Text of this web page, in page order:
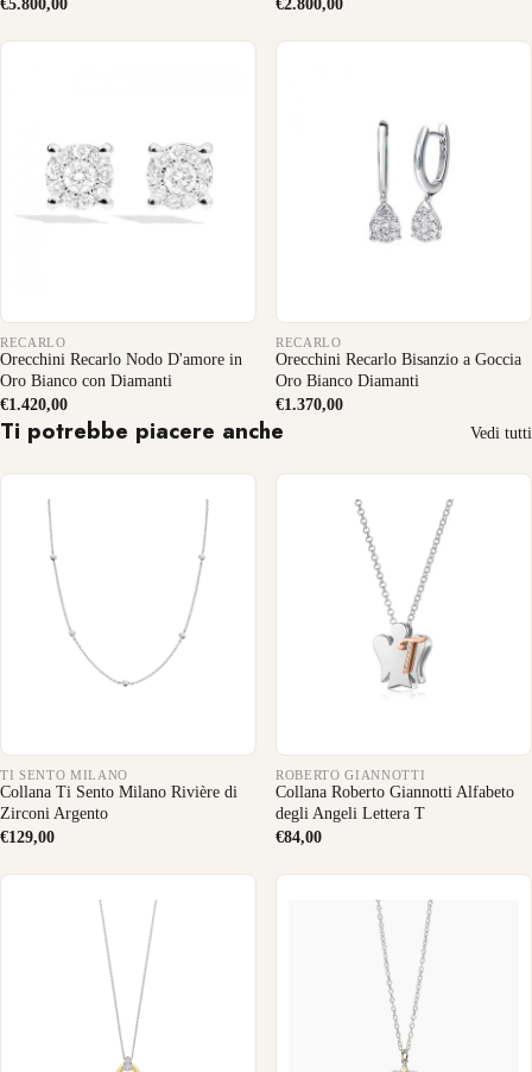
€5.800,00 €2.800,00
RECARLO
Orecchini Recarlo Nodo D'amore in
Oro Bianco con Diamanti
€1.420,00
RECARLO
Orecchini Recarlo Bisanzio a Goccia
Oro Bianco Diamanti
€1.370,00
Ti potrebbe piacere anche Vedi tutti
TI SENTO MILANO
Collana Ti Sento Milano Rivière di
Zirconi Argento
€129,00
ROBERTO GIANNOTTI
Collana Roberto Giannotti Alfabeto
degli Angeli Lettera T
€84,00